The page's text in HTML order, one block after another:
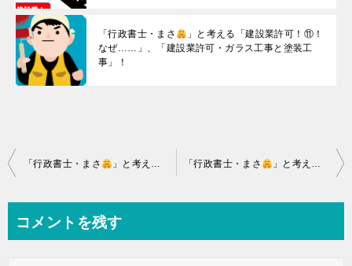
「行政書士・まさ
」と考える「建設業許可！⑪！
なぜ……」、「建設業許可・ガラス工事と塗装工
事」！
投
ビ
「行政書士・まさ 」と考える「建設業許可！なぜ⑳……」、「建設業許可を取るためには①…！」 「行政書士・まさ 」と考える「建設業許可！なぜ㉒……」、「建設業許可を取るためには③…、許可の要件！」
コメントを残す